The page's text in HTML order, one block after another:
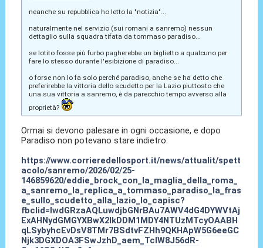
neanche su repubblica ho letto la "notizia"...
naturalmente nel servizio (sui romani a sanremo) nessun
dettaglio sulla squadra tifata da tommaso paradiso...
se lotito fosse più furbo pagherebbe un biglietto a qualcuno per
fare lo stesso durante l'esibizione di paradiso...
o forse non lo fa solo perché paradiso, anche se ha detto che
preferirebbe la vittoria dello scudetto per la Lazio piuttosto che
una sua vittoria a sanremo, è da parecchio tempo avverso alla
proprietà?
Ormai si devono palesare in ogni occasione, e dopo
Paradiso non potevano stare indietro:
https://www.corrieredellosport.it/news/attualit/spett
acolo/sanremo/2026/02/25-
146859620/eddie_brock_con_la_maglia_della_roma_
a_sanremo_la_replica_a_tommaso_paradiso_la_fras
e_sullo_scudetto_alla_lazio_lo_capisc?
fbclid=IwdGRzaAQLuwdjbGNrBAu7AWV4dG4DYWVtAj
ExAHNydGMGYXBwX2lkDDM1MDY4NTUzMTcyOAABH
qLSybyhcEvDsV8TMr7BSdtvFZHh9QKHApW5G6eeGC
Njk3DGXDOA3FSwJzhD_aem_TcIW8J56dR-